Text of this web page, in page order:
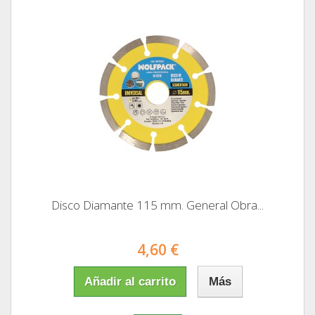
Disco Diamante 115 mm. General Obra...
4,60 €
Añadir al carrito Más